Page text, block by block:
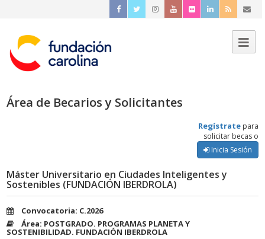
Área de Becarios y Solicitantes
Regístrate para
solicitar becas o
Inicia Sesión
Máster Universitario en Ciudades Inteligentes y
Sostenibles (FUNDACIÓN IBERDROLA)
Convocatoria: C.2026
Área: POSTGRADO. PROGRAMAS PLANETA Y
SOSTENIBILIDAD. FUNDACIÓN IBERDROLA